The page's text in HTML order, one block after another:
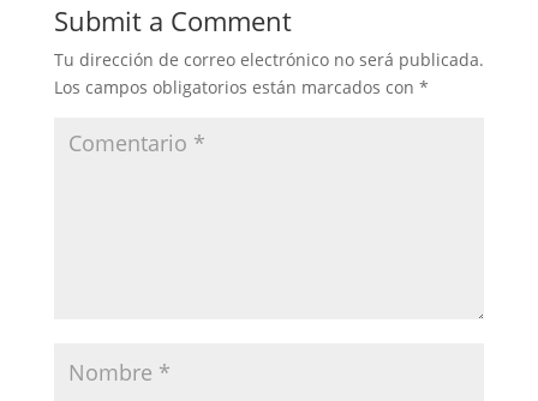
Submit a Comment
Tu dirección de correo electrónico no será publicada.
Los campos obligatorios están marcados con *